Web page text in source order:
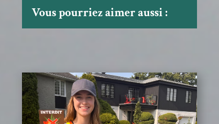
Vous pourriez aimer aussi :